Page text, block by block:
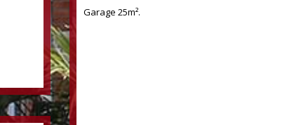
Individual House Vitry-le-François 153 sqm
Garage 25m².